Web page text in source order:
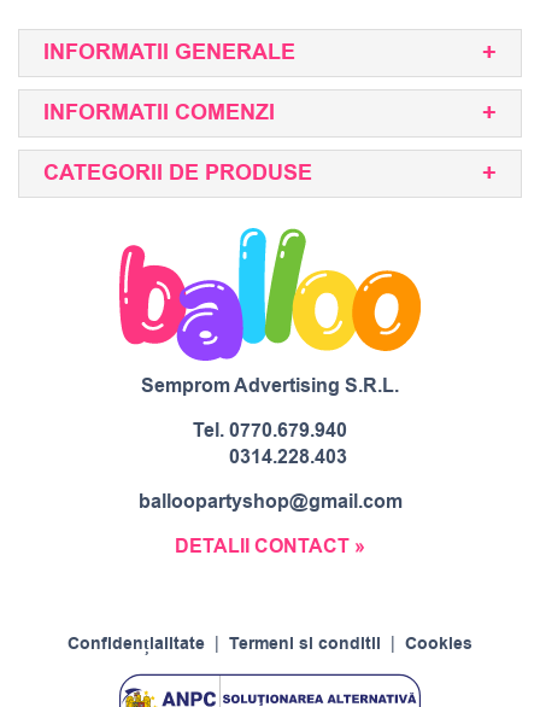
INFORMATII GENERALE
INFORMATII COMENZI
CATEGORII DE PRODUSE
Semprom Advertising S.R.L.
Tel.0770.679.940
0314.228.403
balloopartyshop@gmail.com
DETALII CONTACT »
Confidențialitate Termeni si conditii Cookies